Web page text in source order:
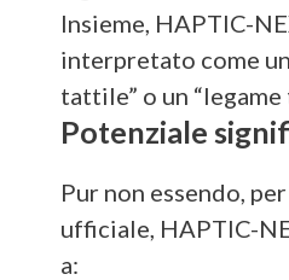
Insieme, HAPTIC-
interpretato come
tattile” o un
Potenziale
Pur non essendo,
ufficiale, HAPTIC-
a: